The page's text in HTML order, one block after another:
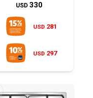
USD 330
USD 281
USD 297